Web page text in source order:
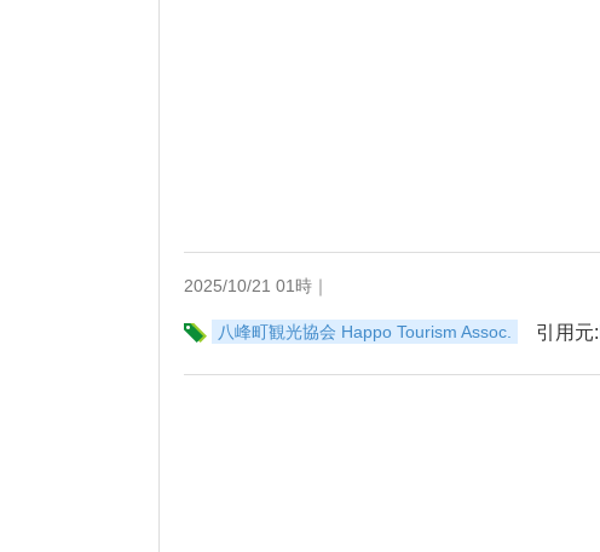
2025/10/21 01時｜
八峰町観光協会 Happo Tourism Assoc. 引用元: